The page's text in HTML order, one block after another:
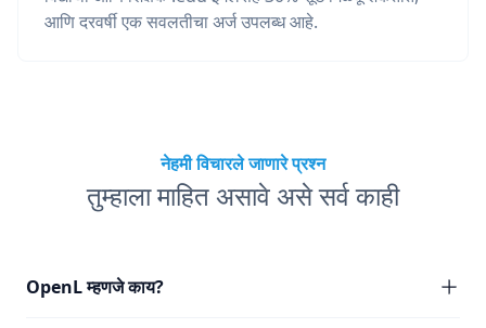
आणि दरवर्षी एक सवलतीचा अर्ज उपलब्ध आहे.
नेहमी विचारले जाणारे प्रश्न
तुम्हाला माहित असावे असे सर्व काही
OpenL म्हणजे काय?